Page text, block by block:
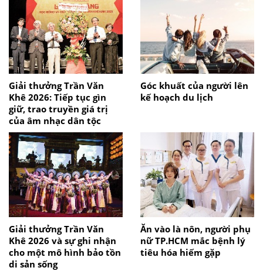
Giải thưởng Trần Văn
Khê 2026: Tiếp tục gìn
giữ, trao truyền giá trị
của âm nhạc dân tộc
Góc khuất của người lên
kế hoạch du lịch
Giải thưởng Trần Văn
Khê 2026 và sự ghi nhận
cho một mô hình bảo tồn
di sản sống
Ăn vào là nôn, người phụ
nữ TP.HCM mắc bệnh lý
tiêu hóa hiếm gặp